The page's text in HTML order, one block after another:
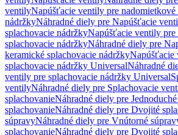
ventilyNapúšťacie ventily pre nadomietkové
nádržkyNáhradné diely pre Napúšťacie
splachovacie nádržkyNapúšťacie ventily pre
splachovacie nádržkyNáhradné diely pre
keramické splachovacie nádržkyNapúšťacie
splachovacie nádržky UniversalNáhradné
ventily pre splachovacie nádržky Universal
ventilyNáhradné diely pre Splachovacie
splachovanieNáhradné diely pre
splachovanieNáhradné diely pre Dvojité
súpravyNáhradné diely pre Vnútorné
splachovanieNáhradné diely pre Dvojité